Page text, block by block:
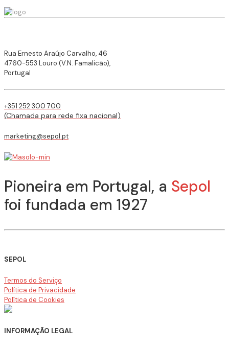
Rua Ernesto Araújo Carvalho, 46
4760-553 Louro (V.N. Famalicão),
Portugal
+351 252 300 700
(Chamada para rede fixa nacional)
marketing@sepol.pt
Pioneira em Portugal, a Sepol
foi fundada em 1927
SEPOL
Termos do Serviço
Política de Privacidade
Política de Cookies
INFORMAÇÃO LEGAL